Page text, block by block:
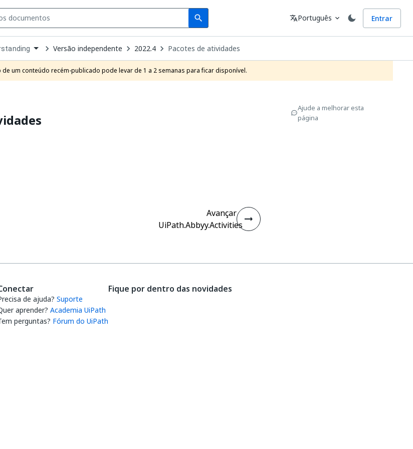
search
Search Idioma
translatePortuguês expand_more Entrar
Versão independente 2022.4 Pacotes de atividades
de um conteúdo recém-publicado pode levar de 1 a 2 semanas para ficar disponível.
Ajude a melhorar esta
página
Avançar
UiPath.Abbyy.Activities
de ajuda? Suporte
aprender? Academia UiPath
perguntas? Fórum do UiPath
Fique por dentro das novidades